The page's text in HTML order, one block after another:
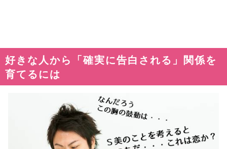
好きな人から「確実に告白される」関係を
育てるには